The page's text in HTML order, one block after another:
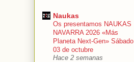
Naukas
Os presentamos NAUKAS
NAVARRA 2026 «Más
Planeta Next-Gen» Sábado
03 de octubre
Hace 2 semanas